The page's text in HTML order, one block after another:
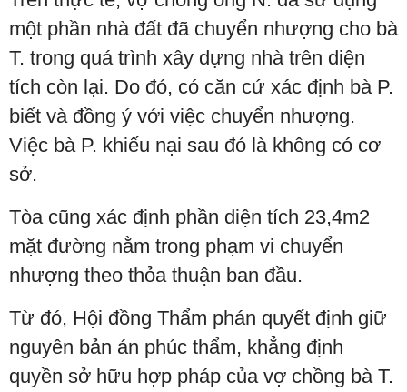
một phần nhà đất đã chuyển nhượng cho bà
T. trong quá trình xây dựng nhà trên diện
tích còn lại. Do đó, có căn cứ xác định bà P.
biết và đồng ý với việc chuyển nhượng.
Việc bà P. khiếu nại sau đó là không có cơ
sở.
Tòa cũng xác định phần diện tích 23,4m2
mặt đường nằm trong phạm vi chuyển
nhượng theo thỏa thuận ban đầu.
Từ đó, Hội đồng Thẩm phán quyết định giữ
nguyên bản án phúc thẩm, khẳng định
quyền sở hữu hợp pháp của vợ chồng bà T.